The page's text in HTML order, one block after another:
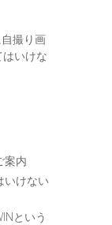
撮り画
いけな
案内
いけない
という